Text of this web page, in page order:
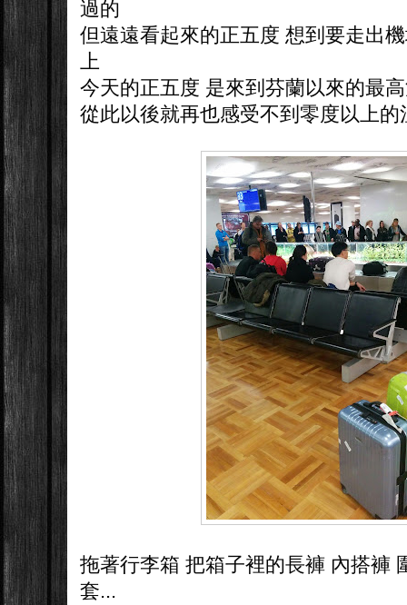
過的
但遠遠看起來的正五度 想到要走出
上
今天的正五度 是來到芬蘭以來的最
從此以後就再也感受不到零度以上的
拖著行李箱 把箱子裡的長褲 內搭褲
套...